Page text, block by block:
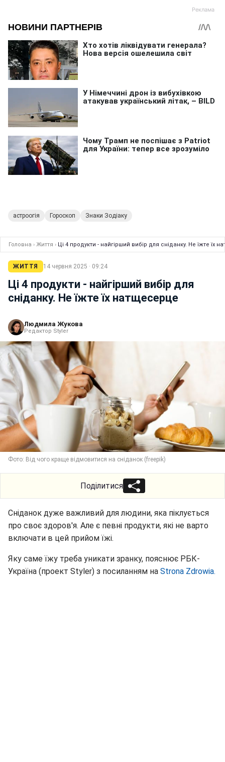
астроогія Гороскоп Знаки Зодіаку
Головна › Життя › Ці 4 продукти - найгірший вибір для сніданку. Не їжте їх
ЖИТТЯ 14 червня 2025 · 09:24
Ці 4 продукти - найгірший вибір для
сніданку. Не їжте їх натщесерце
Людмила Жукова
Редактор Styler
Фото: Від чого краще відмовитися на сніданок (freepik)
Поділитися
Сніданок дуже важливий для людини, яка піклується
про своє здоров'я. Але є певні продукти, які не варто
включати в цей прийом їжі.
Яку саме їжу треба уникати зранку, пояснює РБК-
Україна (проект Styler) з посиланням на Strona Zdrowia.